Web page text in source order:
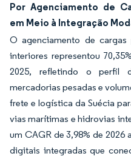
Por Agenciamento de
em Meio à Integração
O agenciamento de
interiores representou
2025, refletindo o perfil
mercadorias pesadas e
frete e logística da Suécia
vias marítimas e hidrovias
um CAGR de 3,98% de 2026
digitais integradas que